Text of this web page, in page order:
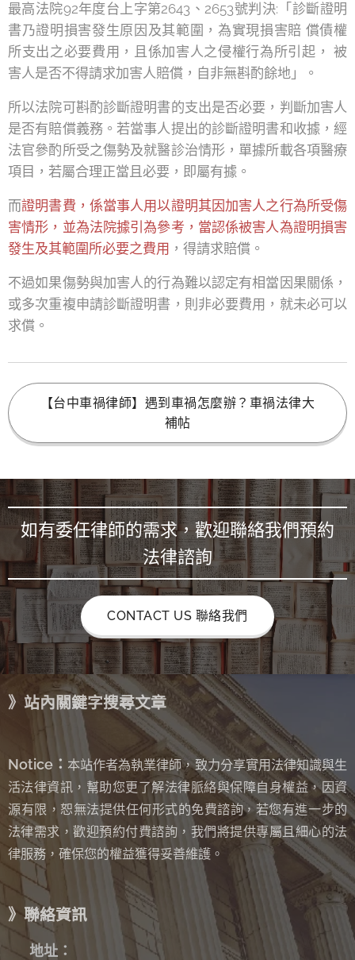
最高法院92年度台上字第2643、2653號判決:「診斷證明
書乃證明損害發生原因及其範圍，為實現損害賠 償債權
所支出之必要費用，且係加害人之侵權行為所引起， 被
害人是否不得請求加害人賠償，自非無斟酌餘地」。
所以法院可斟酌診斷證明書的支出是否必要，判斷加害人
是否有賠償義務。若當事人提出的診斷證明書和收據，經
法官參酌所受之傷勢及就醫診治情形，單據所載各項醫療
項目，若屬合理正當且必要，即屬有據。
而證明書費，係當事人用以證明其因加害人之行為所受傷
害情形，並為法院據引為參考，當認係被害人為證明損害
發生及其範圍所必要之費用 ，得請求賠償。
不過如果傷勢與加害人的行為難以認定有相當因果關係，
或多次重複申請診斷證明書，則非必要費用，就未必可以
求償。
【台中車禍律師】遇到車禍怎麼辦？車禍法律大
補帖
如有委任律師的需求，歡迎聯絡我們預約
法律諮詢
CONTACT US 聯絡我們
》站內關鍵字搜尋文章
Notice： 本站作者為執業律師，致力分享實用法律知識與生
活法律資訊，幫助您更了解法律脈絡與保障自身權益，因資
源有限，恕無法提供任何形式的免費諮詢， 若您有進一步的
法律需求，歡迎預約付費諮詢，我們將提供專屬且細心的法
律服務，確保您的權益獲得妥善維護。
》聯絡資訊
地址：